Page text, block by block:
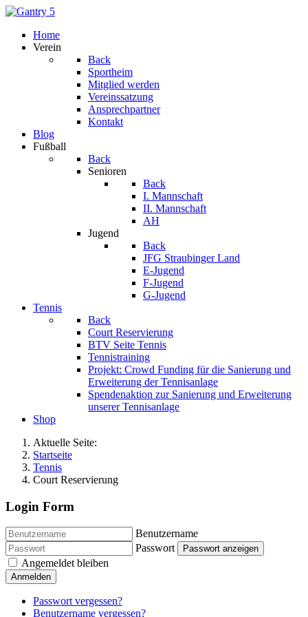
Home
Verein
Back
Sportheim
Mitglied werden
Vereinssatzung
Ansprechpartner
Kontakt
Blog
Fußball
Back
Senioren
Back
I. Mannschaft
II. Mannschaft
AH
Jugend
Back
JFG Straubinger Land
E-Jugend
F-Jugend
G-Jugend
Tennis
Back
Court Reservierung
BTV Seite Tennis
Tennistraining
Projekt: Crowd Funding für die Sanierung und
Erweiterung der Tennisanlage
Spendenaktion zur Sanierung und Erweiterung
unserer Tennisanlage
Shop
Aktuelle Seite:
Startseite
Tennis
Court Reservierung
Login Form
Benutzername
Passwort
Passwort anzeigen
Angemeldet bleiben
Anmelden
Passwort vergessen?
Benutzername vergessen?